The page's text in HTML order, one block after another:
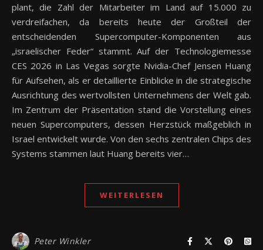
plant, die Zahl der Mitarbeiter im Land auf 15.000 zu
verdreifachen, da bereits heute der Großteil der
entscheidenden Supercomputer-Komponenten aus
„israelischer Feder“ stammt. Auf der Technologiemesse
CES 2026 in Las Vegas sorgte Nvidia-Chef Jensen Huang
für Aufsehen, als er detaillierte Einblicke in die strategische
Ausrichtung des wertvollsten Unternehmens der Welt gab.
Im Zentrum der Präsentation stand die Vorstellung eines
neuen Supercomputers, dessen Herzstück maßgeblich in
Israel entwickelt wurde. Von den sechs zentralen Chips des
Systems stammen laut Huang bereits vier…
WEITERLESEN
Peter Winkler